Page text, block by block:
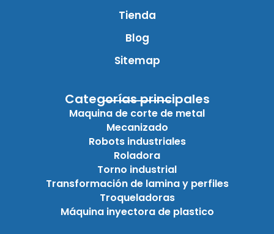
Tienda
Blog
Sitemap
Categorías principales
Maquina de corte de metal
Mecanizado
Robots industriales
Roladora
Torno industrial
Transformación de lamina y perfiles
Troqueladoras
Máquina inyectora de plastico